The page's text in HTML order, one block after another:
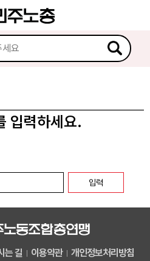
입력하세요.
는 길 이용약관 개인정보처리방침